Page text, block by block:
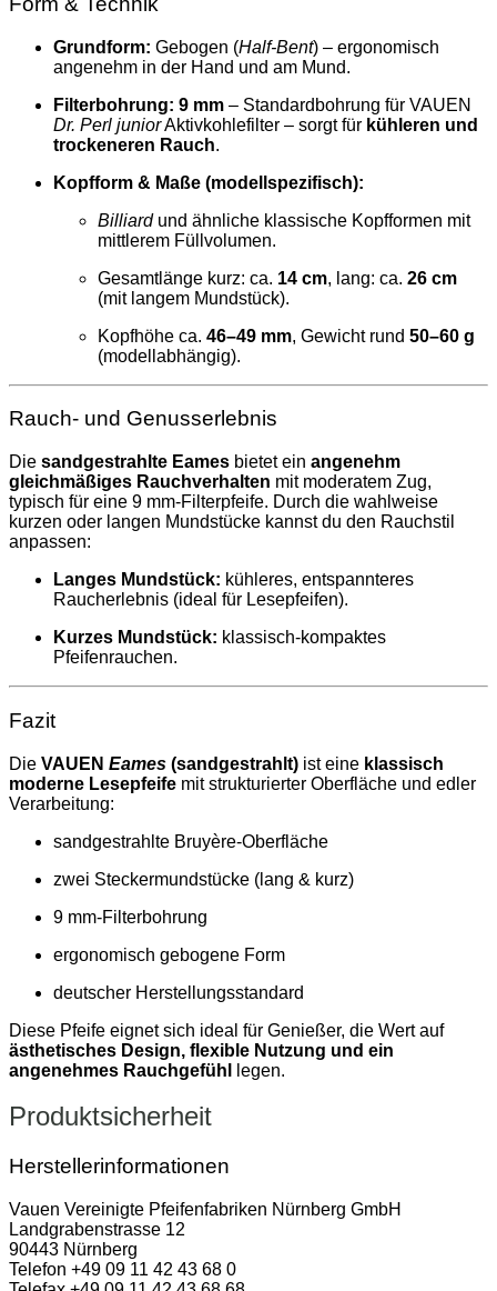
Grundform: Gebogen (Half-Bent) – ergonomisch
angenehm in der Hand und am Mund.
Filterbohrung: 9 mm – Standardbohrung für VAUEN
Dr. Perl juniorAktivkohlefilter – sorgt für kühleren und
trockeneren Rauch.
Kopfform & Maße (modellspezifisch):
Billiardund ähnliche klassische Kopfformen mit
mittlerem Füllvolumen.
Gesamtlänge kurz: ca. 14 cm, lang: ca. 26 cm
(mit langem Mundstück).
Kopfhöhe ca. 46–49 mm, Gewicht rund 50–60 g
(modellabhängig).
Rauch- und Genusserlebnis
Die sandgestrahlte Eames bietet ein angenehm
gleichmäßiges Rauchverhalten mit moderatem Zug,
typisch für eine 9 mm-Filterpfeife. Durch die wahlweise
kurzen oder langen Mundstücke kannst du den Rauchstil
anpassen:
Langes Mundstück: kühleres, entspannteres
Raucherlebnis (ideal für Lesepfeifen).
Kurzes Mundstück: klassisch-kompaktes
Pfeifenrauchen.
Fazit
Die VAUEN Eames (sandgestrahlt) ist eine klassisch
moderne Lesepfeife mit strukturierter Oberfläche und edler
Verarbeitung:
sandgestrahlte Bruyère-Oberfläche
zwei Steckermundstücke (lang & kurz)
9 mm-Filterbohrung
ergonomisch gebogene Form
deutscher Herstellungsstandard
Diese Pfeife eignet sich ideal für Genießer, die Wert auf
ästhetisches Design, flexible Nutzung und ein
angenehmes Rauchgefühl
legen.
Produktsicherheit
Herstellerinformationen
Vauen Vereinigte Pfeifenfabriken Nürnberg GmbH
Landgrabenstrasse 12
90443 Nürnberg
Telefon +49 09 11 42 43 68 0